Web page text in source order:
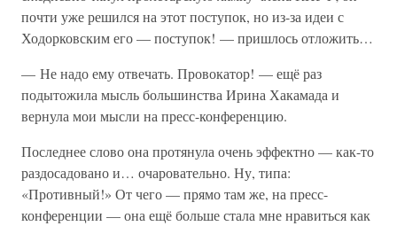
почти уже решился на этот поступок, но из-за идеи с
Ходорковским его — поступок! — пришлось отложить…
— Не надо ему отвечать. Провокатор! — ещё раз
подытожила мысль большинства Ирина Хакамада и
вернула мои мысли на пресс-конференцию.
Последнее слово она протянула очень эффектно — как-то
раздосадовано и… очаровательно. Ну, типа:
«Противный!» От чего — прямо там же, на пресс-
конференции — она ещё больше стала мне нравиться как